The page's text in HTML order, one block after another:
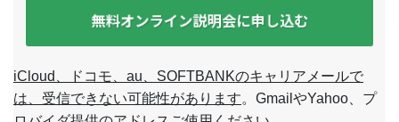
無料オンライン説明会に申し込む
iCloud、ドコモ、au、SOFTBANKのキャリアメールで
は、受信できない可能性があります。GmailやYahoo、プ